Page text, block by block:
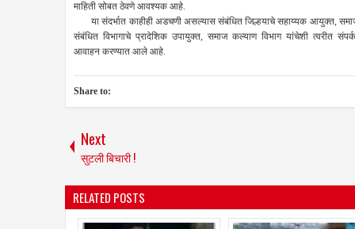
माहिती सोबत ठेवणे आवश्यक आहे.
या संदर्भात काहीही अडचणी असल्यास संबंधित जिल्हयाचे सहाय्यक आयुक्त,
संबंधित विभागाचे प्रादेशिक उपायुक्त, समाज कल्याण विभाग यांचेशी त्वरीत
आवाहन करण्यात आले आहे.
Share to:
Next
सुटली बिचारी !
RELATED POSTS